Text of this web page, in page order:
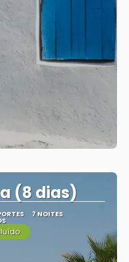
(8 dias)
7 NOITES